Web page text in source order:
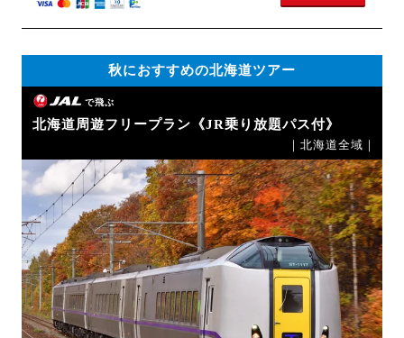
秋におすすめの北海道ツアー
で飛ぶ
北海道周遊フリープラン《JR乗り放題パス付》
｜北海道全域｜